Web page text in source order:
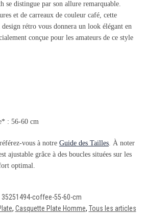
se distingue par son allure remarquable.
et de carreaux de couleur café, cette
design rétro vous donnera un look élégant en
conçue pour les amateurs de ce style
: 56-60 cm
vous à notre Guide des Tailles . À noter
ajustable grâce à des boucles situées sur les
optimal.
35251494-coffee-55-60-cm
, Casquette Plate Homme, Tous les articles